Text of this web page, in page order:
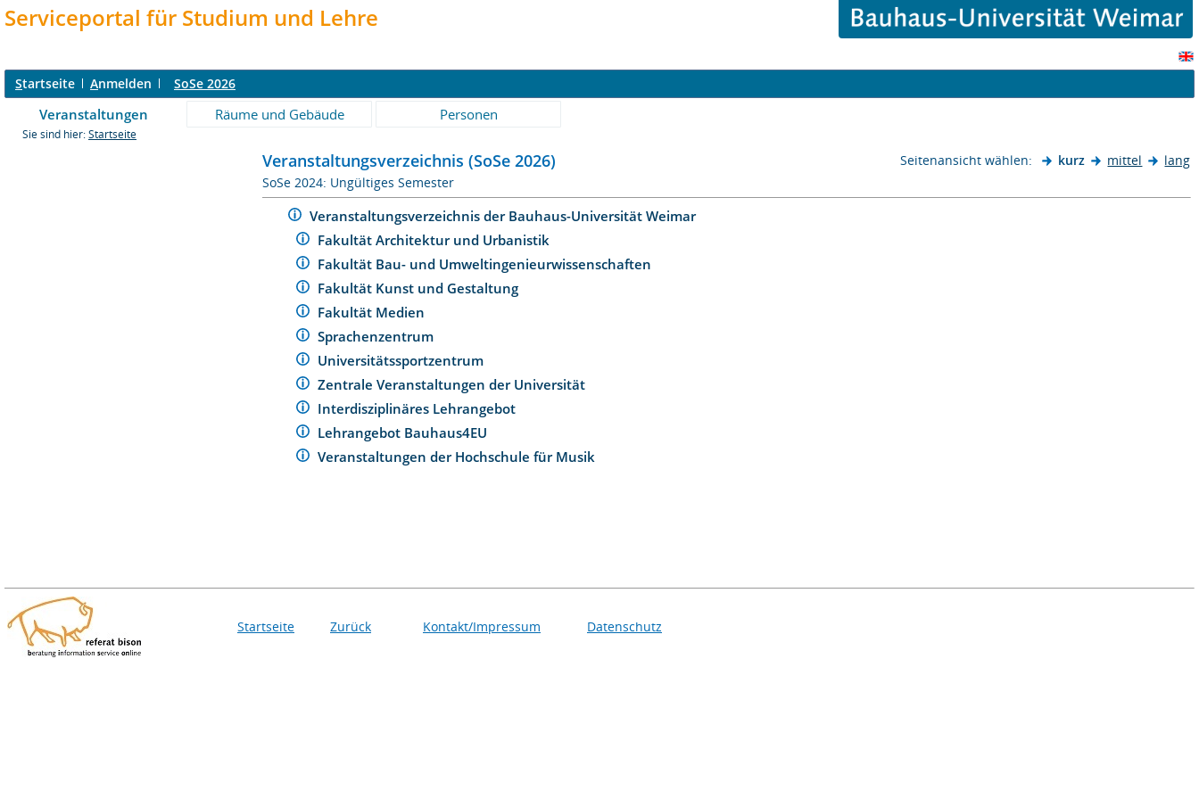
Serviceportal für Studium und Lehre
Startseite Anmelden SoSe 2026
Veranstaltungen Räume und Gebäude Personen
Sie sind hier: Startseite
Veranstaltungsverzeichnis (SoSe 2026) Seitenansicht wählen: kurz mittel
lang
SoSe 2024: Ungültiges Semester
Veranstaltungsverzeichnis der Bauhaus-Universität Weimar
Fakultät Architektur und Urbanistik
Fakultät Bau- und Umweltingenieurwissenschaften
Fakultät Kunst und Gestaltung
Fakultät Medien
Sprachenzentrum
Universitätssportzentrum
Zentrale Veranstaltungen der Universität
Interdisziplinäres Lehrangebot
Lehrangebot Bauhaus4EU
Veranstaltungen der Hochschule für Musik
Startseite Zurück Kontakt/Impressum Datenschutz